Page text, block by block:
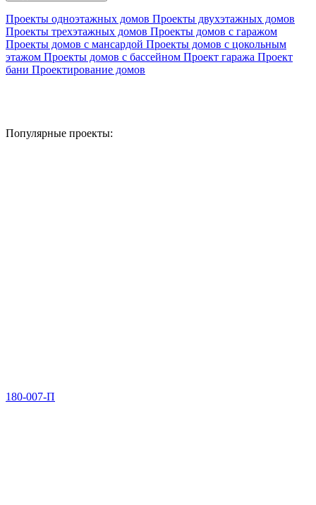
Проекты одноэтажных домов Проекты двухэтажных домов
Проекты трехэтажных домов Проекты домов с гаражом
Проекты домов с мансардой Проекты домов с цокольным
этажом Проекты домов с бассейном Проект гаража Проект
бани Проектирование домов
Популярные проекты:
180-007-П